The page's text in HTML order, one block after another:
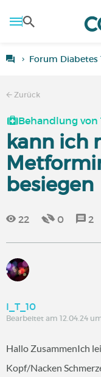
Forum Diabetes
Zurück
Behandlung von
kann ich
besiegen
22 0 2
I_T_10
Bearbeitet am 12.04.24
Hallo ZusammenIch
Kopf/Nacken